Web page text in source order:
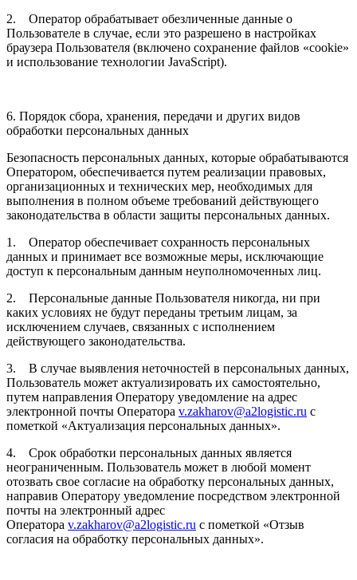
2. Оператор обрабатывает обезличенные данные о
Пользователе в случае, если это разрешено в настройках
браузера Пользователя (включено сохранение файлов «cookie»
и использование технологии JavaScript).
6. Порядок сбора, хранения, передачи и других видов
обработки персональных данных
Безопасность персональных данных, которые обрабатываются
Оператором, обеспечивается путем реализации правовых,
организационных и технических мер, необходимых для
выполнения в полном объеме требований действующего
законодательства в области защиты персональных данных.
1. Оператор обеспечивает сохранность персональных
данных и принимает все возможные меры, исключающие
доступ к персональным данным неуполномоченных лиц.
2. Персональные данные Пользователя никогда, ни при
каких условиях не будут переданы третьим лицам, за
исключением случаев, связанных с исполнением
действующего законодательства.
3. В случае выявления неточностей в персональных данных,
Пользователь может актуализировать их самостоятельно,
путем направления Оператору уведомление на адрес
электронной почты Оператора v.zakharov@a2logistic.ru с
пометкой «Актуализация персональных данных».
4. Срок обработки персональных данных является
неограниченным. Пользователь может в любой момент
отозвать свое согласие на обработку персональных данных,
направив Оператору уведомление посредством электронной
почты на электронный адрес
Оператора v.zakharov@a2logistic.ru с пометкой «Отзыв
согласия на обработку персональных данных».